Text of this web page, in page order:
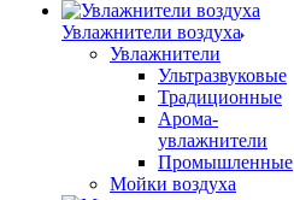
Увлажнители воздуха
Увлажнители
Ультразвуковые
Традиционные
Арома-
увлажнители
Промышленные
Мойки воздуха